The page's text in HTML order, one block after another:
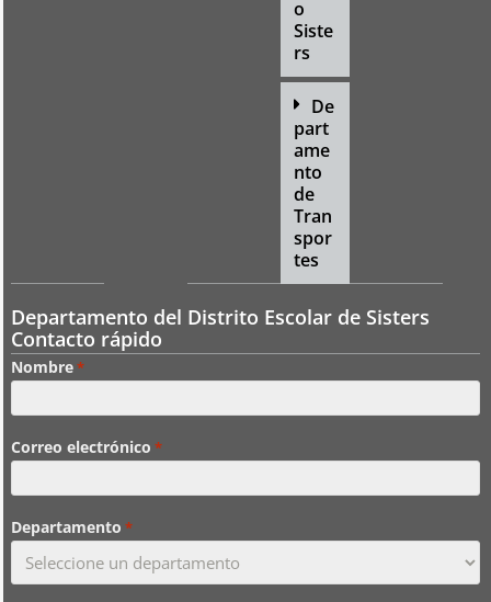
o
Siste
rs
De
part
ame
nto
de
Tran
spor
tes
Departamento del Distrito Escolar de Sisters
Contacto rápido
Nombre*
Correo electrónico *
Departamento *